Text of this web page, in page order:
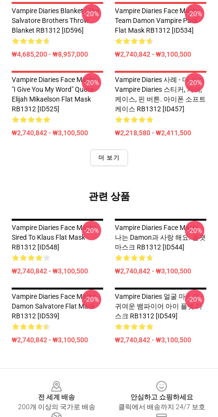
Vampire Diaries Blanket - The
Salvatore Brothers Throw
Blanket RB1312 [ID596]
₩4,685,200 - ₩8,957,000
-20%
Vampire Diaries Face Masks -
Team Damon Vampire Pack
Flat Mask RB1312 [ID534]
₩2,740,842 - ₩3,100,500
-20%
Vampire Diaries Face Masks -
"I Give You My Word" Quote -
Elijah Mikaelson Flat Mask
RB1312 [ID525]
₩2,740,842 - ₩3,100,500
-20%
Vampire Diaries 사례 - 더 보기
Vampire Diaries 스티커, 자석,
케이스, 핀 버튼. 아이폰 소프트
케이스 RB1312 [ID457]
₩2,218,580 - ₩2,411,500
-20%
더 보기
관련 상품
Vampire Diaries Face Masks -
Sired To Klaus Flat Mask
RB1312 [ID548]
₩2,740,842 - ₩3,100,500
-20%
Vampire Diaries Face Masks -
나는 Damon과 사랑 해요. 플랫
마스크 RB1312 [ID544]
₩2,740,842 - ₩3,100,500
-20%
Vampire Diaries Face Masks -
Damon Salvatore Flat Mask
RB1312 [ID539]
₩2,740,842 - ₩3,100,500
-20%
Vampire Diaries 얼굴 마스크 -
귀여운 뱀파이어 아이 플랫 마
스크 RB1312 [ID549]
₩2,740,842 - ₩3,100,500
-20%
전 세계 배송
200개 이상의 국가로 배송
안심하고 쇼핑하세요
클릭에서 배송까지 24/7 보호